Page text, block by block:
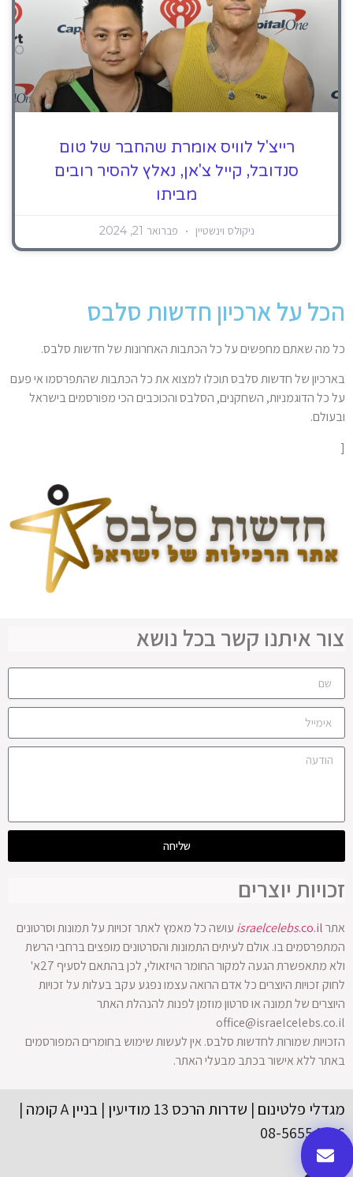
רייצ'ל לוויס אומרת שהחבר של טום
סנדובל, קייל צ'אן, נאלץ להסיר רובים
מביתו
ניקולס וינשטיין פברואר 21, 2024
הכל על ארכיון חדשות סלבס
כל מה שאתם מחפשים על כל הכתבות האחרונות של חדשות סלבס.
בארכיון של חדשות סלבס תוכלו למצוא את כל הכתבות שהתפרסמו אי פעם
על כל הדוגמניות, השחקנים, הסלבס והכוכבים הכי מפורסמים בישראל
ובעולם.
[
צור איתנו קשר בכל נושא
שליחה
זכויות יוצרים
אתר israelcelebs.co.il
עושה כל מאמץ לאתר זכויות על תמונות וסרטונים
המתפרסמים בו. אולם לעיתים התמונות והסרטונים מופצים ברחבי הרשת
ולא מתאפשרת הגעה למקור החומר הויזאולי, לכן בהתאם לסעיף 27א'
לחוק זכויות היוצרים כל אדם הרואה עצמו נפגע עקב בעלות על זכויות
היוצרים של תמונה או סרטון מוזמן לפנות להנהלת האתר
office@israelcelebs.co.il
הזכויות שמורות לחדשות סלבס. אין לעשות שימוש בחומרים המפורסמים
באתר ללא אישור בכתב מבעלי האתר.
מגדלי פלטינום | שדרות הרכס 13 מודיעין | בניין A קומה |
08-56554416